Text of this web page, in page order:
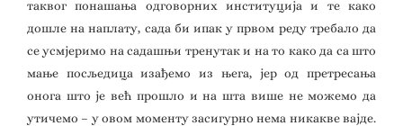
таквог понашања одговорних институција и те како
дошле на наплату, сада би ипак у првом реду требало да
се усмјеримо на садашњи тренутак и на то како да са што
мање посљедица изађемо из њега, јер од претресања
онога што је већ прошло и на шта више не можемо да
утичемо – у овом моменту засигурно нема никакве вајде.